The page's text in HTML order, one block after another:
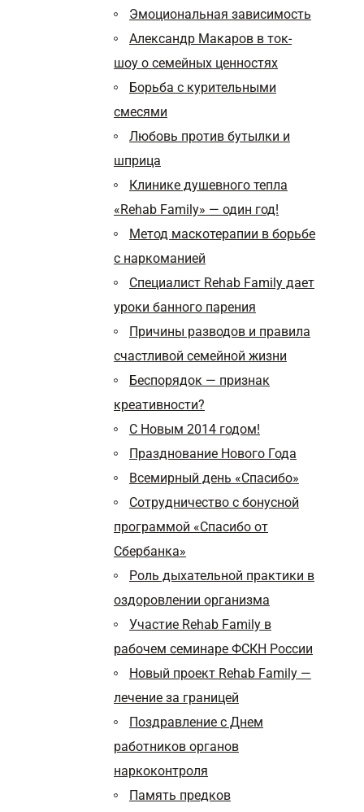
Эмоциональная зависимость
Александр Макаров в ток-
шоу о семейных ценностях
Борьба с курительными
смесями
Любовь против бутылки и
шприца
Клинике душевного тепла
«Rehab Family» — один год!
Метод маскотерапии в борьбе
с наркоманией
Специалист Rehab Family дает
уроки банного парения
Причины разводов и правила
счастливой семейной жизни
Беспорядок — признак
креативности?
С Новым 2014 годом!
Празднование Нового Года
Всемирный день «Спасибо»
Сотрудничество с бонусной
программой «Спасибо от
Сбербанка»
Роль дыхательной практики в
оздоровлении организма
Участие Rehab Family в
рабочем семинаре ФСКН России
Новый проект Rehab Family —
лечение за границей
Поздравление с Днем
работников органов
наркоконтроля
Память предков